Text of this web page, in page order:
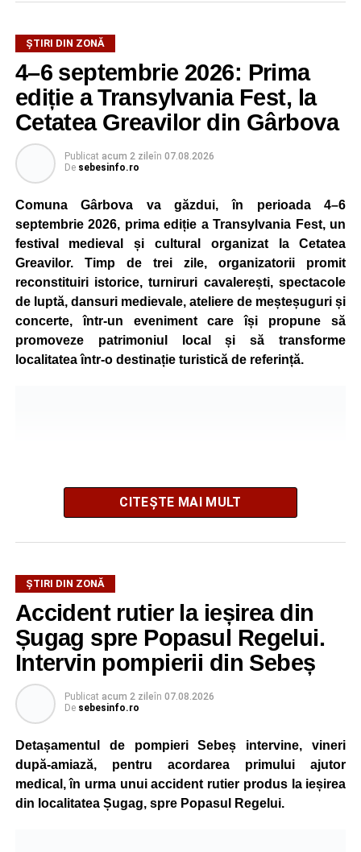
ȘTIRI DIN ZONĂ
4–6 septembrie 2026: Prima
ediție a Transylvania Fest, la
Cetatea Greavilor din Gârbova
Publicat acum 2 zileîn 07.08.2026
De sebesinfo.ro
Comuna Gârbova va găzdui, în perioada 4–6
septembrie 2026, prima ediție a Transylvania Fest, un
festival medieval și cultural organizat la Cetatea
Greavilor. Timp de trei zile, organizatorii promit
reconstituiri istorice, turniruri cavalerești, spectacole
de luptă, dansuri medievale, ateliere de meșteșuguri și
concerte, într-un eveniment care își propune să
promoveze patrimoniul local și să transforme
localitatea într-o destinație turistică de referință.
Festivalul este organizat de
Liberi, în parteneriat cuPrimăria Comunei Gârbova
Ordinul Cetății Mühlbach, iar accesul publicului va fi
gratuit pe întreaga durată a manifestării.
Cetatea Greavilor și zona centrală a comunei vor fi
transformate într-un spațiu dedicat Evului Mediu, unde
cavalerești, parade medievale, dansuri săsești și ateliere
interactive de meșteșuguri. Programul va fi completat de
concerte, recitaluri susținute de artiști locali și petreceri cu
DJ organizate în fiecare seară.
CITEȘTE MAI MULT
ȘTIRI DIN ZONĂ
Accident rutier la ieșirea din
Șugag spre Popasul Regelui.
Intervin pompierii din Sebeș
Publicat acum 2 zileîn 07.08.2026
De sebesinfo.ro
Detașamentul de pompieri Sebeș intervine, vineri
după-amiază, pentru acordarea primului ajutor
medical, în urma unui accident rutier produs la ieșirea
din localitatea Șugag, spre Popasul Regelui.